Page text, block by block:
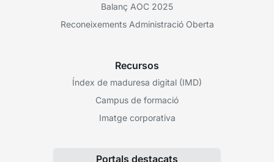
Balanç AOC 2025
Reconeixements Administració Oberta
Recursos
Índex de maduresa digital (IMD)
Campus de formació
Imatge corporativa
Portals destacats